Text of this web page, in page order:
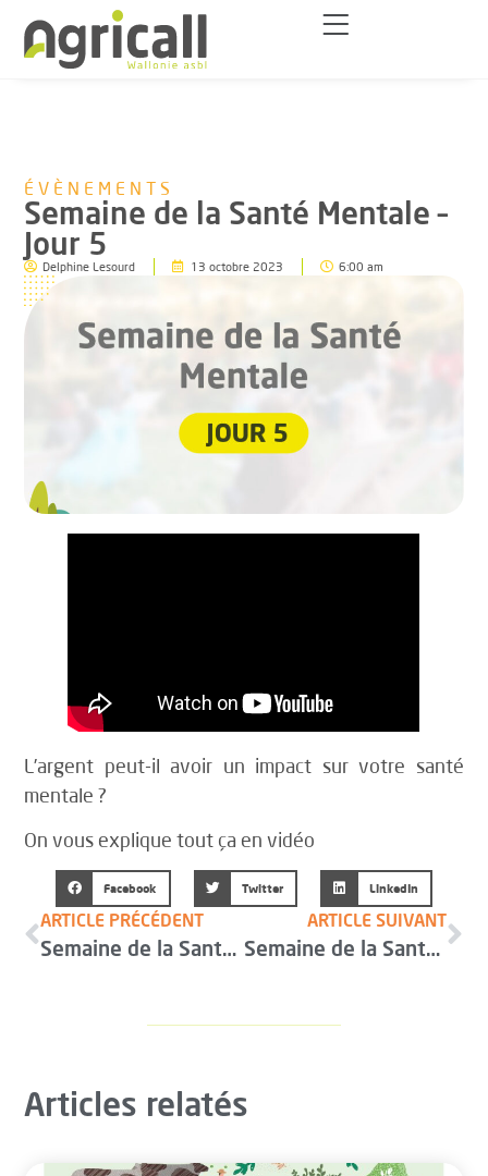
ÉVÈNEMENTS
Semaine de la Santé Mentale –
Jour 5
Delphine Lesourd 13 octobre 2023 6:00 am
L’argent peut-il avoir un impact sur votre santé
mentale ?
On vous explique tout ça en vidéo
Facebook Twitter LinkedIn
ARTICLE PRÉCÉDENT
Semaine de la Santé Mentale – Jour 4
ARTICLE SUIVANT
Semaine de la Santé Mentale – Jour 6
Articles relatés